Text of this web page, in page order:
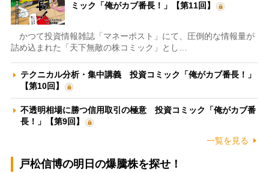
ミック「俺がカブ番長！」【第11回】
かつて投資情報雑誌「マネーポスト」にて、圧倒的な情報量が
詰め込まれた「天下無敵の株コミック」とし…
テクニカル分析・集中講義 投資コミック「俺がカブ番長！」
【第10回】
不透明相場に勝つ信用取引の極意 投資コミック「俺がカブ番
長！」【第9回】
一覧を見る
戸松信博の明日の爆騰株を探せ！